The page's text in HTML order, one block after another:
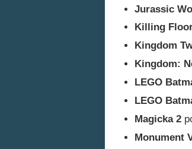
Jurassic
Killing
Kingdom
Kingdom:
LEGO
LEGO
Magicka 2
Monument